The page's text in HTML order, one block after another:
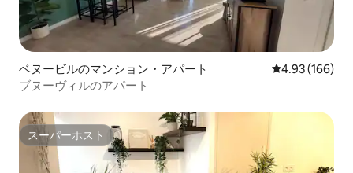
ベヌービルのマンション・アパート レビュー166
4.93 (166)
ブヌーヴィルのアパート
スーパーホスト
スーパーホスト